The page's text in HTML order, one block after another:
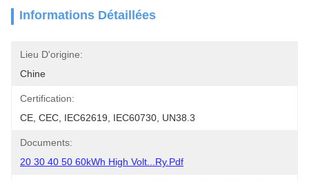
Informations Détaillées
Lieu D'origine:
Chine
Certification:
CE, CEC, IEC62619, IEC60730, UN38.3
Documents:
20 30 40 50 60kWh High Volt...ry.pdf